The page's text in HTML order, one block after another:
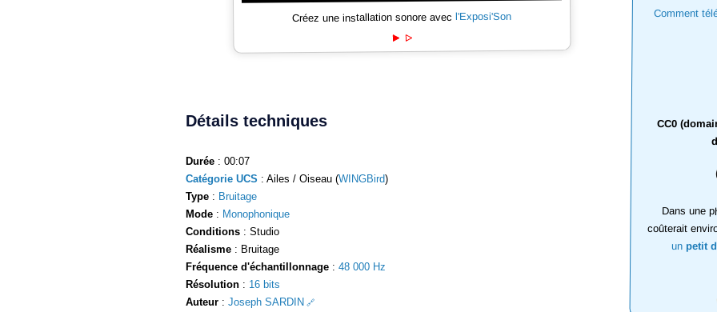
Comment
CC0
Dans une
coûterait
un petit
Créez une installation sonore avecl'Exposi'Son
Détails techniques
Durée : 00:07
Catégorie UCS : Ailes / Oiseau (WINGBird)
Type : Bruitage
Mode : Monophonique
Conditions : Studio
Réalisme : Bruitage
Fréquence d'échantillonnage : 48 000 Hz
Résolution : 16 bits
Auteur : Joseph SARDIN